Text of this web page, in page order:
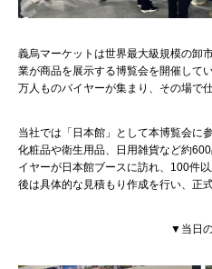
義烏マーケットは世界最大級規模の卸
業が商品を展示する博覧会を開催して
万人ものバイヤーが集まり、その場で
当社では「日本館」として本博覧会に
化粧品や衛生用品、日用雑貨など約
イヤーが日本館ブースに訪れ、100件
後は具体的な見積もり作成を行い、正
▼当日